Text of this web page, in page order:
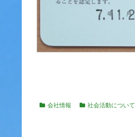
会社情報 社会活動について